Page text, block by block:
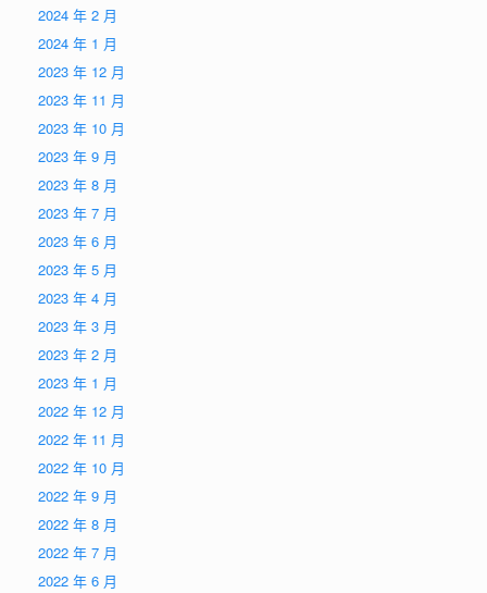
2024 年 2 月
2024 年 1 月
2023 年 12 月
2023 年 11 月
2023 年 10 月
2023 年 9 月
2023 年 8 月
2023 年 7 月
2023 年 6 月
2023 年 5 月
2023 年 4 月
2023 年 3 月
2023 年 2 月
2023 年 1 月
2022 年 12 月
2022 年 11 月
2022 年 10 月
2022 年 9 月
2022 年 8 月
2022 年 7 月
2022 年 6 月